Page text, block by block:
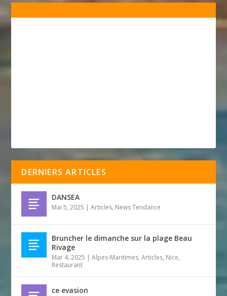
DERNIERS ARTICLES
DANSEA
Mai 5, 2025 |Articles, News Tendance
Bruncher le dimanche sur la plage Beau
Rivage
Mar 4, 2025 |Alpes-Maritimes,Articles, Nice,
Restaurant
ce evasion